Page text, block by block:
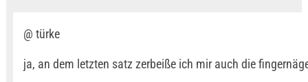
@ türke
ja, an dem letzten satz zerbeiße ich mir auch die